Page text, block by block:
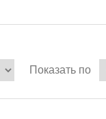
Показать по